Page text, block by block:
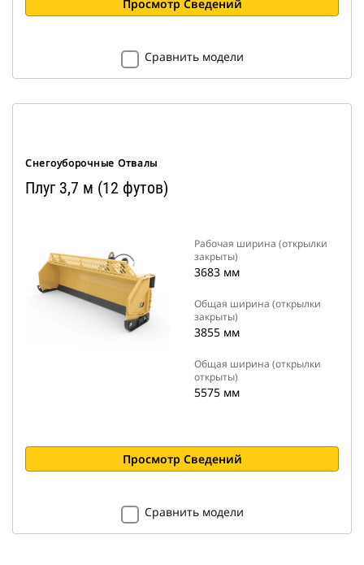
Просмотр Сведений
Сравнить модели
Снегоуборочные Отвалы
Плуг 3,7 м (12 футов)
Рабочая ширина (открылки
закрыты)
3683 мм
Общая ширина (открылки
закрыты)
3855 мм
Общая ширина (открылки
открыты)
5575 мм
Просмотр Сведений
Сравнить модели